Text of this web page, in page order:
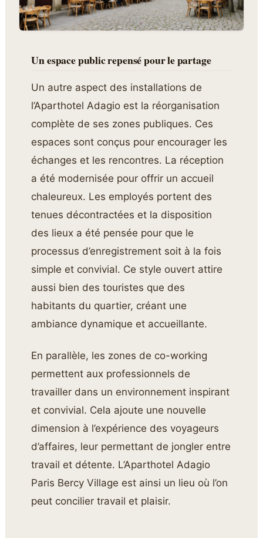
Un espace public repensé pour le partage
Un autre aspect des installations de
l’Aparthotel Adagio est la réorganisation
complète de ses zones publiques. Ces
espaces sont conçus pour encourager les
échanges et les rencontres. La réception
a été modernisée pour offrir un accueil
chaleureux. Les employés portent des
tenues décontractées et la disposition
des lieux a été pensée pour que le
processus d’enregistrement soit à la fois
simple et convivial. Ce style ouvert attire
aussi bien des touristes que des
habitants du quartier, créant une
ambiance dynamique et accueillante.
En parallèle, les zones de co-working
permettent aux professionnels de
travailler dans un environnement inspirant
et convivial. Cela ajoute une nouvelle
dimension à l’expérience des voyageurs
d’affaires, leur permettant de jongler entre
travail et détente. L’Aparthotel Adagio
Paris Bercy Village est ainsi un lieu où l’on
peut concilier travail et plaisir.